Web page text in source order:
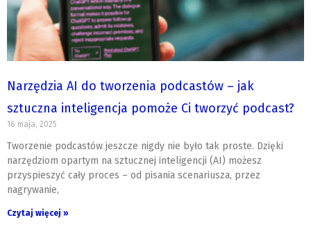
Narzędzia AI do tworzenia podcastów – jak
sztuczna inteligencja pomoże Ci tworzyć podcast?
16 maja, 2025
Tworzenie podcastów jeszcze nigdy nie było tak proste. Dzięki
narzędziom opartym na sztucznej inteligencji (AI) możesz
przyspieszyć cały proces – od pisania scenariusza, przez
nagrywanie,
Czytaj więcej »